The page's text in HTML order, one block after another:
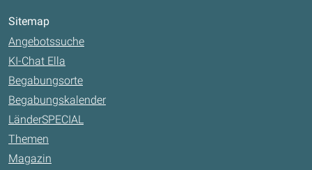
Sitemap
Angebotssuche
KI-Chat Ella
Begabungsorte
Begabungskalender
LänderSPECIAL
Themen
Magazin